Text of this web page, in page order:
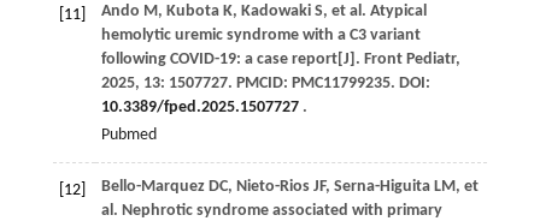
[11] Ando M, Kubota K, Kadowaki S, et al . Atypical
hemolytic uremic syndrome with a C3 variant
following COVID-19: a case report[J]. Front Pediatr,
2025, 13: 1507727. PMCID: PMC11799235. DOI:
10.3389/fped.2025.1507727.
Pubmed
[12] Bello-Marquez DC, Nieto-Rios JF, Serna-Higuita LM, et
al . Nephrotic syndrome associated with primary